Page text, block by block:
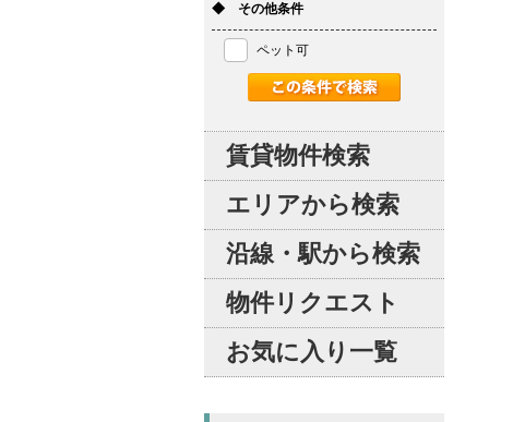
◆ その他条件
ペット可
賃貸物件検索
エリアから検索
沿線・駅から検索
物件リクエスト
お気に入り一覧